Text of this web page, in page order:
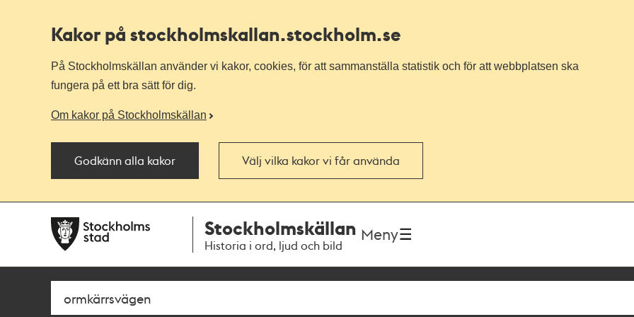
Kakor på stockholmskallan.stockholm.se
På Stockholmskällan använder vi kakor, cookies, för att sammanställa statistik och för att webbplatsen ska
fungera på ett bra sätt för dig.
Om kakor på Stockholmskällan
Godkänn alla kakor Välj vilka kakor vi får använda
navigationen
huvudinnehållet
Stockholmskällan
Historia i ord, ljud och bild
Meny
Sök